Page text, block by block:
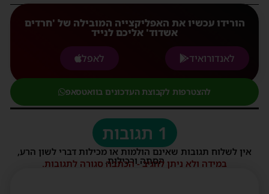
הורידו עכשיו את האפליקצייה המובילה של 'חרדים
אשדוד' אליכם לנייד
לאנדורואיד
לאפל
להצטרפות לקבוצת העדכונים בוואטסאפ
1 תגובות
אין לשלוח תגובות שאינם הולמות או מכילות דברי לשון הרע,
הסתה ורכילות.
במידה ולא ניתן להגיב - הכתבה סגורה לתגובות.